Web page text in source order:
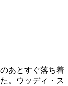
あとすぐ落ち着
。ウッディ・ス